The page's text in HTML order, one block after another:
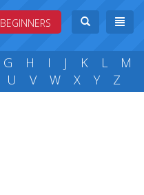
BEGINNERS
G H I J K L
M
U V W X Y Z